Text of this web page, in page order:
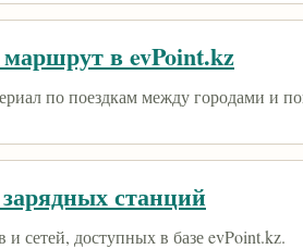
в evPoint.kz
по поездкам между городами и
станций
и сетей, доступных в базе evPoint.kz.